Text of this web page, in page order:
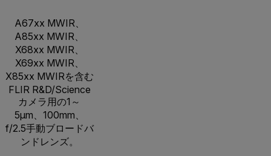
A67xx MWIR、
A85xx MWIR、
X68xx MWIR、
X69xx MWIR、
X85xx MWIRを含む
FLIR R&D/Science
カメラ用の1～
5µm、100mm、
f/2.5手動ブロードバ
ンドレンズ。